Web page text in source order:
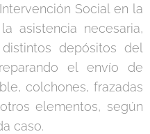
Social en la
asistencia necesaria,
depósitos del
el envío de
colchones, frazadas
elementos, según
caso.